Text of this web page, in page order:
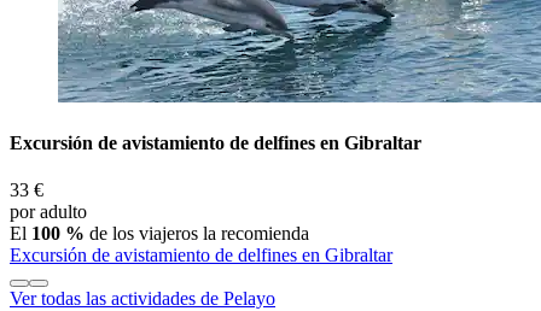
Excursión de avistamiento de delfines en Gibraltar
33 €
por adulto
El 100 % de los viajeros la recomienda
Excursión de avistamiento de delfines en Gibraltar
Ver todas las actividades de Pelayo